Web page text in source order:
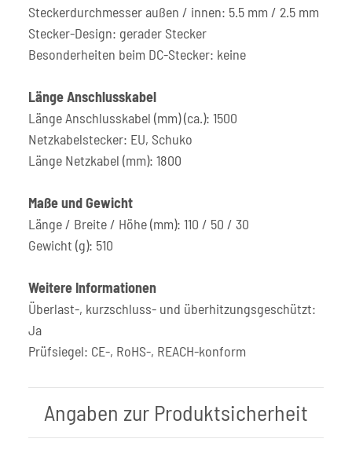
Steckerdurchmesser außen / innen: 5.5 mm / 2.5 mm
Stecker-Design: gerader Stecker
Besonderheiten beim DC-Stecker: keine
Länge Anschlusskabel
Länge Anschlusskabel (mm) (ca.): 1500
Netzkabelstecker: EU, Schuko
Länge Netzkabel (mm): 1800
Maße und Gewicht
Länge / Breite / Höhe (mm): 110 / 50 / 30
Gewicht (g): 510
Weitere Informationen
Überlast-, kurzschluss- und überhitzungsgeschützt:
Ja
Prüfsiegel: CE-, RoHS-, REACH-konform
Angaben zur Produktsicherheit